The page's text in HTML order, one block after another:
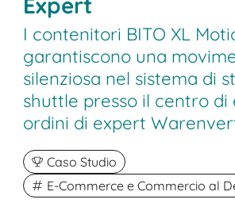
I contenitori BITO XL
garantiscono una
silenziosa nel sistema di
shuttle presso il centro di
ordini di expert
Caso Studio
E-Commerce e Commercio al